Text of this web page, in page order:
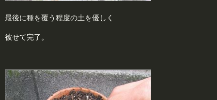
最後に種を覆う程度の土を優しく
被せて完了。